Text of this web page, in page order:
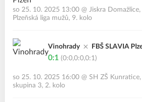
so 25. 10. 2025 13:00 @ Jiskra Domažlice,
Plzeňská liga mužů, 9. kolo
Vinohrady FBŠ SLAVIA
0:1 (0:0,0:0,0:1)
so 25. 10. 2025 16:00 @ SH ZŠ Kunratice,
skupina 3, 2. kolo